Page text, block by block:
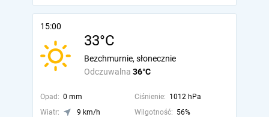
15:00
33°C
Odczuwalna 36°C
Bezchmurnie, słonecznie
Opad: 0 mm Ciśnienie: 1012 hPa
Wiatr:
9 km/h Wilgotność: 56%